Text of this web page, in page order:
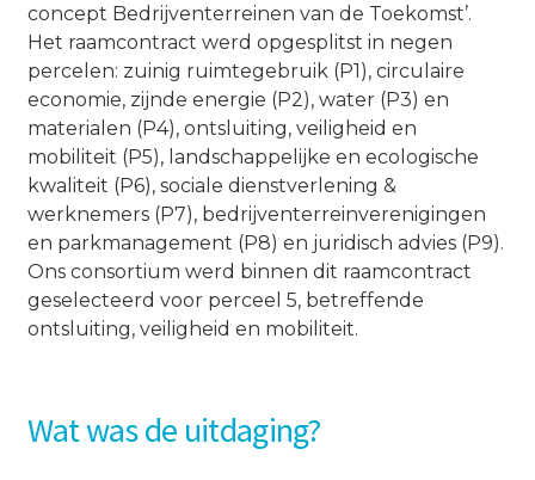
concept Bedrijventerreinen van de Toekomst’.
Het raamcontract werd opgesplitst in negen
percelen: zuinig ruimtegebruik (P1), circulaire
economie, zijnde energie (P2), water (P3) en
materialen (P4), ontsluiting, veiligheid en
mobiliteit (P5), landschappelijke en ecologische
kwaliteit (P6), sociale dienstverlening &
werknemers (P7), bedrijventerreinverenigingen
en parkmanagement (P8) en juridisch advies (P9).
Ons consortium werd binnen dit raamcontract
geselecteerd voor perceel 5, betreffende
ontsluiting, veiligheid en mobiliteit.
Wat was de uitdaging?